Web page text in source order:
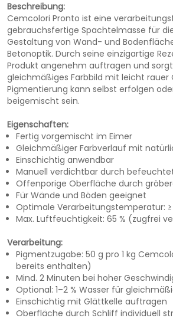
Beschreibung:
Cemcolori Pronto ist eine
gebrauchsfertige Spachtelmasse für
Gestaltung von Wand- und
Betonoptik. Durch seine einzigartige
Produkt angenehm auftragen und
gleichmäßiges Farbbild mit leicht rauer
Pigmentierung kann selbst erfolgen
beigemischt sein.
Eigenschaften:
Fertig vorgemischt im Eimer
Gleichmäßiger Farbverlauf mit
Einschichtig anwendbar
Manuell verdichtbar durch
Offenporige Oberfläche durch
Für Wände und Böden geeignet
Optimale Verarbeitungstemperatur: ≥
Max. Luftfeuchtigkeit: 65 % (zugfrei
Verarbeitung:
Pigmentzugabe: 50 g pro 1 kg
bereits enthalten)
Mind. 2 Minuten bei hoher
Optional: 1–2 % Wasser für
Einschichtig mit Glättkelle auftragen
Oberfläche durch Schliff individuell